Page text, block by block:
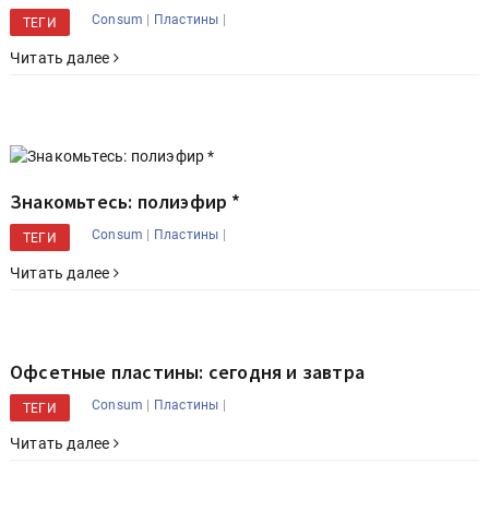
ТЕГИ Consum | Пластины |
Читать далее
Знакомьтесь: полиэфир *
ТЕГИ Consum | Пластины |
Читать далее
Офсетные пластины: сегодня и завтра
ТЕГИ Consum | Пластины |
Читать далее